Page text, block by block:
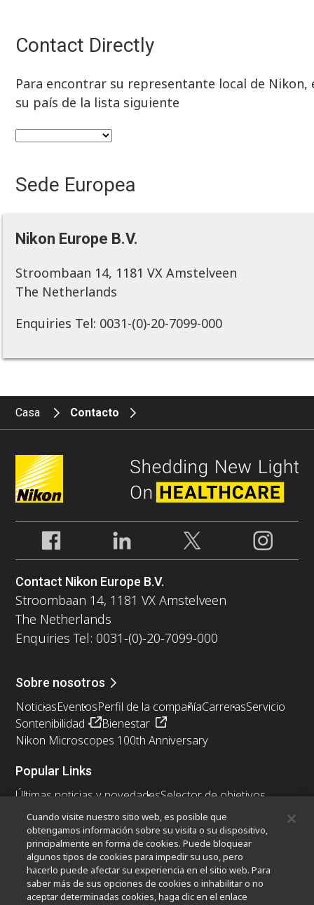
Contact Directly
Para encontrar su representante local de Nikon,
su país de la lista siguiente
Sede Europea
Nikon Europe B.V.
Stroombaan 14, 1181 VX Amstelveen
The Netherlands
Enquiries Tel: 0031-(0)-20-7099-000
Casa Contacto
Contact Nikon Europe B.V.
Stroombaan 14, 1181 VX Amstelveen
The Netherlands
Enquiries Tel: 0031-(0)-20-7099-000
Sobre nosotros
NoticiasEventosPerfil de la compañíaCarrerasServicio
Sontenibilidad
Bienestar
Nikon Microscopes 100th Anniversary
Popular Links
Últimas noticias y novedadesSelector de objetivos
Resolution Calculator PubScopeOEM
Nikon Small World
MicroscopyU
Otros Productos Nikon
Productos de imagen
Microscopía industrial y metrología
Cuando visite nuestro sitio web, es posible que
obtengamos información sobre su visita o su dispositivo,
principalmente en forma de cookies. Puede bloquear
algunos tipos de cookies para impedir su uso, pero
hacerlo puede afectar su experiencia en el sitio web. Para
saber más de sus opciones de cookies o inhabilitar o no
aceptar determinadas cookies, haga clic en el enlace